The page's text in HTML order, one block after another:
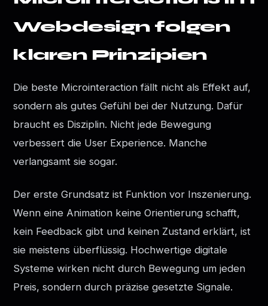
Webdesign folgen
klaren Prinzipien
Die beste Microinteraction fällt nicht als Effekt auf,
sondern als gutes Gefühl bei der Nutzung. Dafür
braucht es Disziplin. Nicht jede Bewegung
verbessert die User Experience. Manche
verlangsamt sie sogar.
Der erste Grundsatz ist Funktion vor Inszenierung.
Wenn eine Animation keine Orientierung schafft,
kein Feedback gibt und keinen Zustand erklärt, ist
sie meistens überflüssig. Hochwertige digitale
Systeme wirken nicht durch Bewegung um jeden
Preis, sondern durch präzise gesetzte Signale.